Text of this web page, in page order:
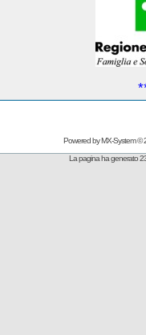
Powered byMX-System©
La pagina ha generato